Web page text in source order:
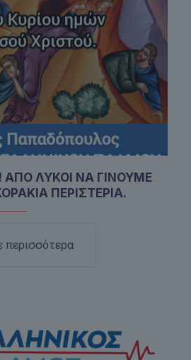
ΛΥΚΟΙ ΝΑ ΓΙΝΟΥΜΕ
ΠΕΡΙΣΤΕΡΙΑ.
περισσότερα